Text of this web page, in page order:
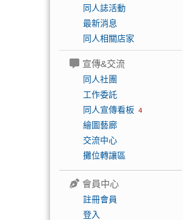
同人誌活動
最新消息
同人相關店家
宣傳&交流
同人社團
工作委託
同人宣傳看板 4
繪圖藝廊
交流中心
攤位轉讓區
會員中心
註冊會員
登入